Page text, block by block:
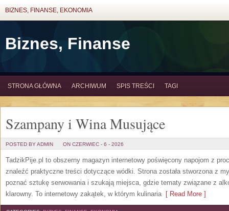
BIZNES, FINANSE, EKONOMIA
Biznes, Finanse
STRONA GŁÓWNA ARCHIWUM SPIS TREŚCI TAGI
Szampany i Wina Musujące
POSTED BY ADMIN ON CZERWIEC - 6 - 2026
TadzikPije.pl to obszerny magazyn internetowy poświęcony napojom z
znaleźć praktyczne treści dotyczące wódki. Strona została stworzona z
poznać sztukę serwowania i szukają miejsca, gdzie tematy związane z
klarowny. To internetowy zakątek, w którym kulinaria[ Read More ]